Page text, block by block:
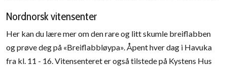
Nordnorsk vitensenter
Her kan du lære mer om den rare og litt skumle breiflabben
og prøve deg på «Breiflabbløypa». Åpent hver dag i Havuka
fra kl. 11 - 16. Vitensenteret er også tilstede på Kystens Hus